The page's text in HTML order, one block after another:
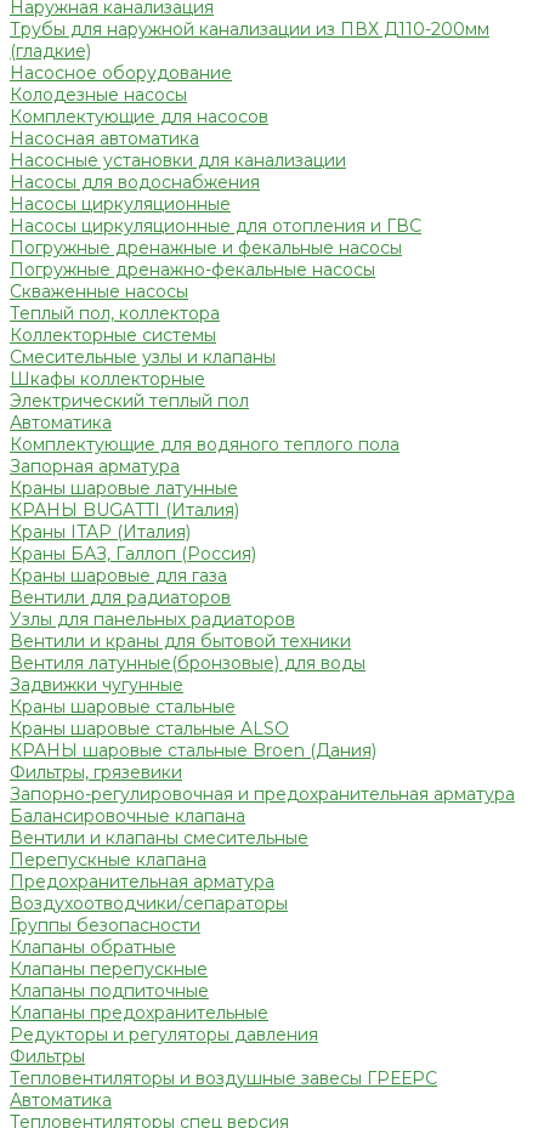
Наружная канализация
Трубы для наружной канализации из ПВХ Д110-200мм
(гладкие)
Насосное оборудование
Колодезные насосы
Комплектующие для насосов
Насосная автоматика
Насосные установки для канализации
Насосы для водоснабжения
Насосы циркуляционные
Насосы циркуляционные для отопления и ГВС
Погружные дренажные и фекальные насосы
Погружные дренажно-фекальные насосы
Скваженные насосы
Теплый пол, коллектора
Коллекторные системы
Смесительные узлы и клапаны
Шкафы коллекторные
Электрический теплый пол
Автоматика
Комплектующие для водяного теплого пола
Запорная арматура
Краны шаровые латунные
КРАНЫ BUGATTI (Италия)
Краны ITAP (Италия)
Краны БАЗ, Галлоп (Россия)
Краны шаровые для газа
Вентили для радиаторов
Узлы для панельных радиаторов
Вентили и краны для бытовой техники
Вентиля латунные(бронзовые) для воды
Задвижки чугунные
Краны шаровые стальные
Краны шаровые стальные ALSO
КРАНЫ шаровые стальные Broen (Дания)
Фильтры, грязевики
Запорно-регулировочная и предохранительная арматура
Балансировочные клапана
Вентили и клапаны смесительные
Перепускные клапана
Предохранительная арматура
Воздухоотводчики/сепараторы
Группы безопасности
Клапаны обратные
Клапаны перепускные
Клапаны подпиточные
Клапаны предохранительные
Редукторы и регуляторы давления
Фильтры
Тепловентиляторы и воздушные завесы ГРЕЕРС
Автоматика
Тепловентиляторы спец версия